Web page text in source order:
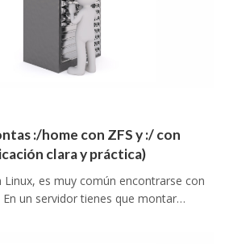
:/home con ZFS y :/ con
clara y práctica)
Linux, es muy común encontrarse con
un servidor tienes que montar…